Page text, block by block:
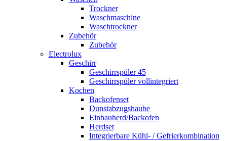
Trockner
Waschmaschine
Waschtrockner
Zubehör
Zubehör
Electrolux
Geschirr
Geschirrspüler 45
Geschirrspüler vollintegriert
Kochen
Backofenset
Dunstabzugshaube
Einbauherd/Backofen
Herdset
Integrierbare Kühl- / Gefrierkombination